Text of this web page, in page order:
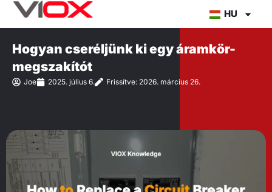
Ugrás
HU
Hogyan cseréljünk ki egy áramkör-
megszakítót
Joe 2025. július 6. Frissítve: 2026. március 26.